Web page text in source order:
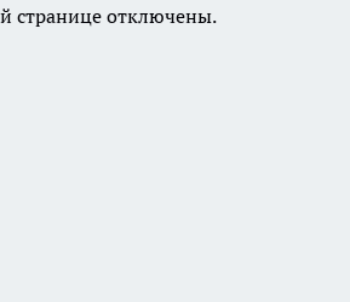
странице отключены.